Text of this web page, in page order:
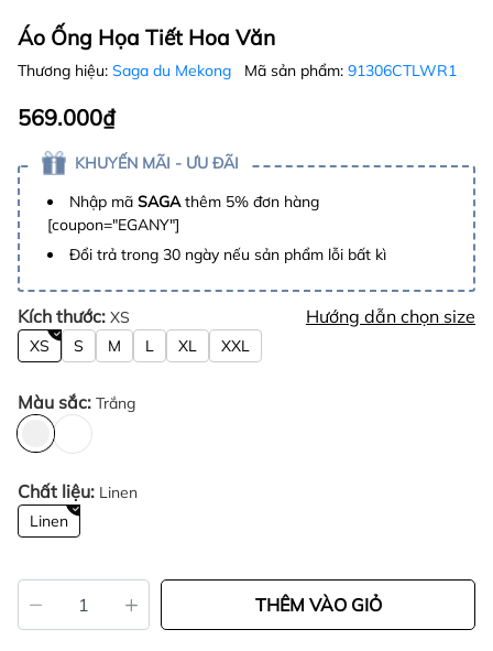
Áo Ống Họa Tiết Hoa Văn
Thương hiệu: Saga du Mekong Mã sản phẩm: 91306CTLWR1
569.000₫
KHUYẾN MÃI - ƯU ĐÃI
Nhập mã SAGAthêm 5% đơn hàng
[coupon="EGANY"]
Đổi trả trong 30 ngày nếu sản phẩm lỗi bất kì
Kích thước: XS Hướng dẫn chọn size
XS S M L XL XXL
Màu sắc: Trắng
Chất liệu: Linen
Linen
THÊM VÀO GIỎ